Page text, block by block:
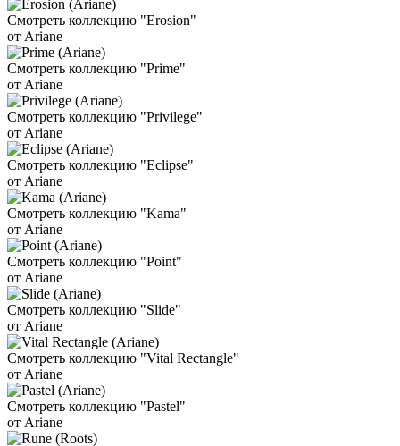
Смотреть коллекцию "Erosion"
от Ariane
Смотреть коллекцию "Prime"
от Ariane
Смотреть коллекцию "Privilege"
от Ariane
Смотреть коллекцию "Eclipse"
от Ariane
Смотреть коллекцию "Kama"
от Ariane
Смотреть коллекцию "Point"
от Ariane
Смотреть коллекцию "Slide"
от Ariane
Смотреть коллекцию "Vital Rectangle"
от Ariane
Смотреть коллекцию "Pastel"
от Ariane